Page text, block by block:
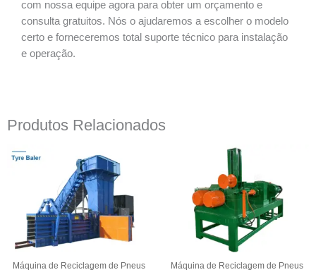
com nossa equipe agora para obter um orçamento e
consulta gratuitos. Nós o ajudaremos a escolher o modelo
certo e forneceremos total suporte técnico para instalação
e operação.
Produtos Relacionados
Máquina de Reciclagem de Pneus Máquina de Reciclagem de Pneus